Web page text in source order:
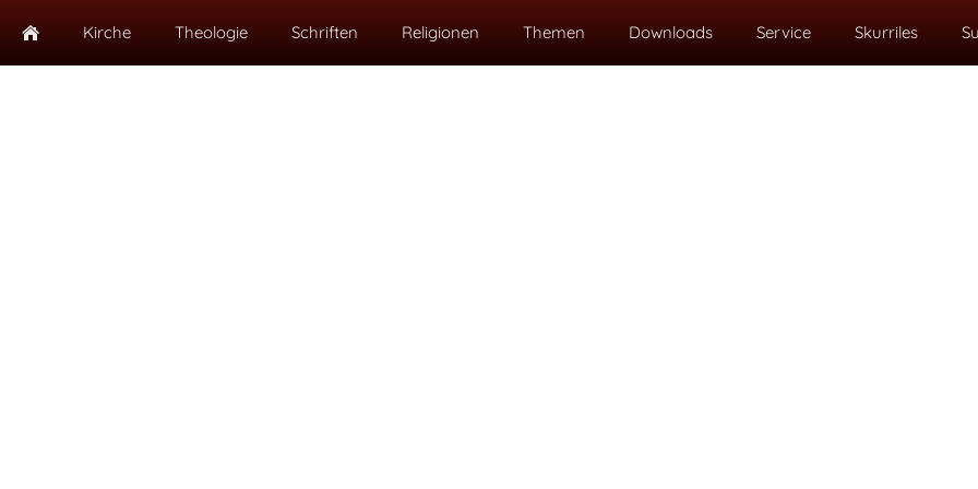
Kirche Theologie Schriften Religionen Themen Downloads Service Skurriles